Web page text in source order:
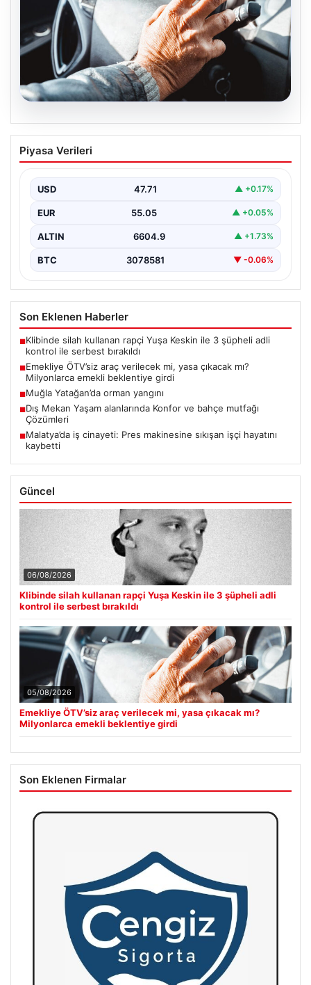
Emekliye ÖTV’siz araç verilecek mi,
yasa çıkacak mı? Milyonlarca emekli
Piyasa Verileri
USD 47.71 ▲ +0.17%
EUR 55.05 ▲ +0.05%
ALTIN 6604.9 ▲ +1.73%
BTC 3078581 ▼ -0.06%
Son Eklenen Haberler
■Klibinde silah kullanan rapçi Yuşa Keskin ile 3 şüpheli adli
kontrol ile serbest bırakıldı
■Emekliye ÖTV’siz araç verilecek mi, yasa çıkacak mı?
Milyonlarca emekli beklentiye girdi
■Muğla Yatağan’da orman yangını
■Dış Mekan Yaşam alanlarında Konfor ve bahçe mutfağı
Çözümleri
■Malatya’da iş cinayeti: Pres makinesine sıkışan işçi hayatını
kaybetti
Güncel
06/08/2026
Klibinde silah kullanan rapçi Yuşa Keskin ile 3 şüpheli adli
kontrol ile serbest bırakıldı
05/08/2026
Emekliye ÖTV’siz araç verilecek mi, yasa çıkacak mı?
Milyonlarca emekli beklentiye girdi
Son Eklenen Firmalar